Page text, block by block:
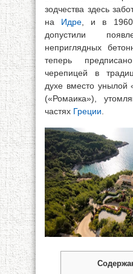
зодчества здесь
на Идре, и в
допустили
неприглядных
теперь
черепицей в
духе вместо унылой
(«Ромаика»),
частях Греции.